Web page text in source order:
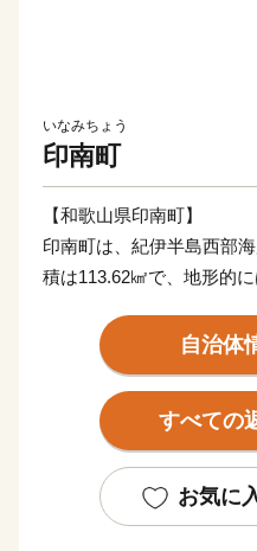
いなみちょう
印南町
【和歌山県印南町】
印南町は、紀伊半島西部
積は113.62㎢で、地形的
峰などの山々が連なって
また、三ヶ峰付近からは
は印南川が町の中心部を
印南町は歴史も古く、数
産が町内に多く点在する
自治体
すべての
お気に